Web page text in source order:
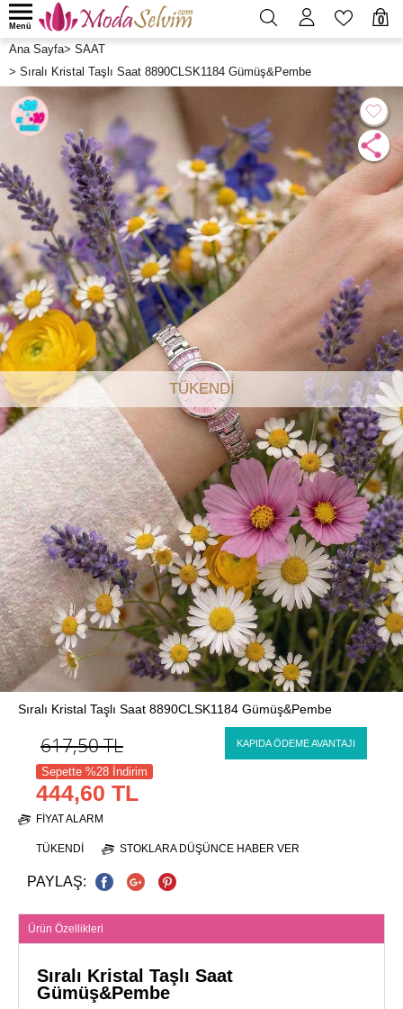
0
Menü
Ana Sayfa> SAAT
> Sıralı Kristal Taşlı Saat 8890CLSK1184 Gümüş&Pembe
TÜKENDİ
Sıralı Kristal Taşlı Saat 8890CLSK1184 Gümüş&Pembe
617,50TL KAPIDA ÖDEME AVANTAJI
Sepette %28 İndirim
444,60 TL
FIYAT ALARM
TÜKENDI STOKLARA DÜŞÜNCE HABER VER
PAYLAŞ:
Ürün Özellikleri
Sıralı Kristal Taşlı Saat
Gümüş&Pembe